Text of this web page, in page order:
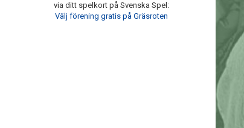
via ditt spelkort på Svenska Spel:
Välj förening gratis på Gräsroten